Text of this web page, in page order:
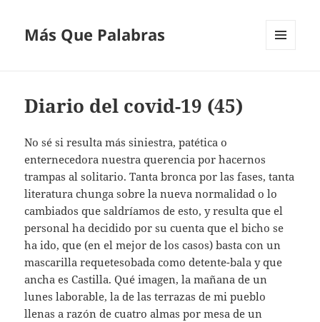
Más Que Palabras
Diario del covid-19 (45)
No sé si resulta más siniestra, patética o
enternecedora nuestra querencia por hacernos
trampas al solitario. Tanta bronca por las fases, tanta
literatura chunga sobre la nueva normalidad o lo
cambiados que saldríamos de esto, y resulta que el
personal ha decidido por su cuenta que el bicho se
ha ido, que (en el mejor de los casos) basta con un
mascarilla requetesobada como detente-bala y que
ancha es Castilla. Qué imagen, la mañana de un
lunes laborable, la de las terrazas de mi pueblo
llenas a razón de cuatro almas por mesa de un